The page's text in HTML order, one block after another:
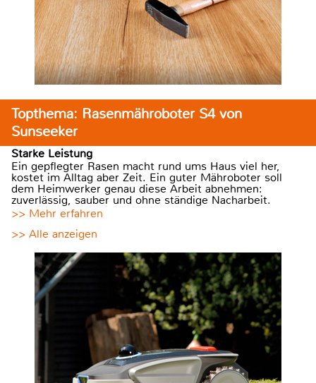
Topthema: Rasenmähroboter S4 von
Sunseeker
Starke Leistung
Ein gepflegter Rasen macht rund ums Haus viel her,
kostet im Alltag aber Zeit. Ein guter Mähroboter soll
dem Heimwerker genau diese Arbeit abnehmen:
zuverlässig, sauber und ohne ständige Nacharbeit.
>> Mehr erfahren
>> Alle anzeigen